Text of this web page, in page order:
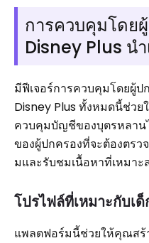
การควบคุมโดย
Disney Plus น
มีฟีเจอร์การควบคุมโดยผู้
Disney Plus ทั้งหมดนี้ช่วย
ควบคุมบัญชีของบุตรหลาน
ของผู้ปกครองที่จะต้องตรว
มและรับชมเนื้อหาที่เหมา
โปรไฟล์ที่เหมาะกับเด็
แพลตฟอร์มนี้ช่วยให้คุณสร้